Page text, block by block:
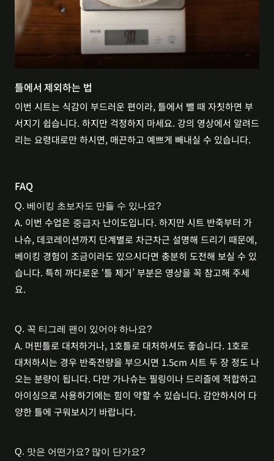
틀에서 제외하는 법
이번 시트는 식감이 부드러운 편이라, 틀에서 뺄 때 자칫하면 부
서지기 쉽습니다. 하지만 걱정하지 마세요. 강의 영상에서 알려드
리는 요령대로만 하시면, 매끈하고 예쁘게 빼내실 수 있습니다.
FAQ
Q. 베이킹 초보자도 만들 수 있나요?
A. 이번 수업은 중급자 난이도입니다. 하지만 시트 반죽부터 가
나슈, 데코레이션까지 단계별로 차근차근 설명해 드리기 때문에,
베이킹 경험이 조금이라도 있으시다면 충분히 도전해 보실 수 있
습니다. 특히 까다로운 ‘틀 제거’ 부분은 영상을 꼭 참고해 주세
요.
Q. 꼭 티그레 팬이 있어야 하나요?
A. 머핀틀로 대처하거나, 1호틀로 대처하셔도 좋습니다. 1호로
대처하시는 경우 반죽전량을 부으시면 1.5cm 시트 두 장 정도 나
오는 분량이 됩니다. 다만 가나슈는 필링이나 드리즐에 적합하고
아이싱으로 사용하기에는 힘이 약할 수 있습니다. 감안하시어 다
양한 틀에 구워보시기 바랍니다.
Q. 맛은 어떤가요? 많이 단가요?